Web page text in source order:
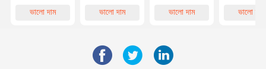
এক্সক্যাভেটর /
ভালো দাম
টন সেকেন্ড হ্যান্ড
ভালো দাম
এক্সক্যাভেটর
ভালো দাম
দ্বিতীয় হাত
ভালো দাম